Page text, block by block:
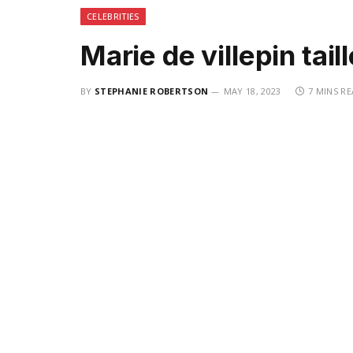
CELEBRITIES
Marie de villepin
BY STEPHANIE ROBERTSON MAY 18, 2023 7 MINS